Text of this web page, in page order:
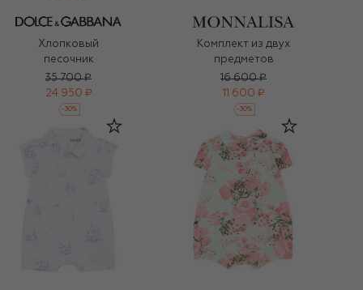
Хлопковый
песочник
35 700 ₽
24 950 ₽
-30%
Комплект из двух
предметов
16 600 ₽
11 600 ₽
-30%